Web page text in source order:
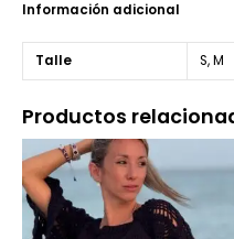
Información adicional
Talle S, M
Productos